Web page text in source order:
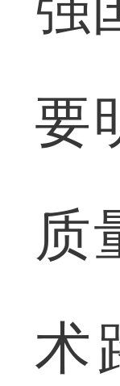
要
质
术